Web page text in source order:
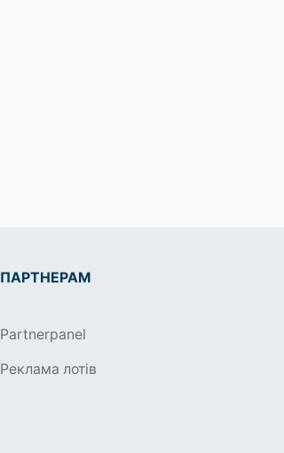
ПАРТНЕРАМ
Partnerpanel
Реклама лотів